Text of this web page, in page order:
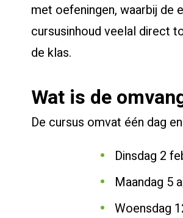
met oefeningen, waarbij de
cursusinhoud veelal direct
de klas.
Wat is de
De cursus omvat één dag
Dinsdag 2
Maandag 5
Woensdag